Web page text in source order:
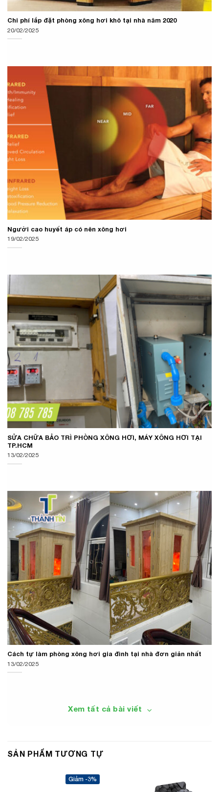
Chi phí lắp đặt phòng xông hơi khô tại nhà năm 2020
20/02/2025
Người cao huyết áp có nên xông hơi
19/02/2025
SỬA CHỮA BẢO TRÌ PHÒNG XÔNG HƠI, MÁY XÔNG HƠI TẠI
TP.HCM
13/02/2025
Cách tự làm phòng xông hơi gia đình tại nhà đơn giản nhất
13/02/2025
Xem tất cả bài viết
SẢN PHẨM TƯƠNG TỰ
-3%